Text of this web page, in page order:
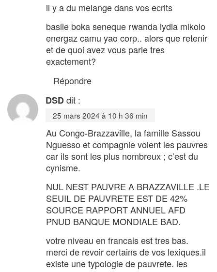
il y a du melange dans vos ecrits
basile boka seneque rwanda lydia mikolo
energaz camu yao corp.. alors que retenir
et de quoi avez vous parle tres
exactement?
Répondre
DSDdit :
25 mars 2024 à 10 h 36 min
Au Congo-Brazzaville, la famille Sassou
Nguesso et compagnie volent les pauvres
car ils sont les plus nombreux ; c’est du
cynisme.
NUL NEST PAUVRE A BRAZZAVILLE .LE
SEUIL DE PAUVRETE EST DE 42%
SOURCE RAPPORT ANNUEL AFD
PNUD BANQUE MONDIALE BAD.
votre niveau en francais est tres bas.
merci de revoir certains de vos lexiques.il
existe une typologie de pauvrete. les